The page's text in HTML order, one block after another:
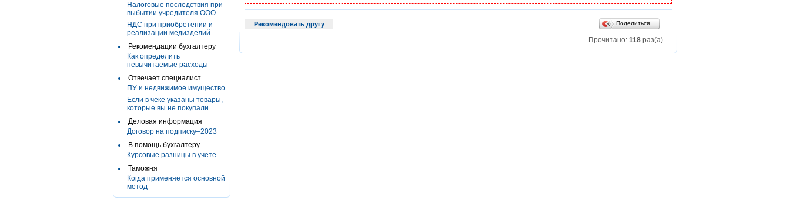
Налоговые последствия при
выбытии учредителя ООО
НДС при приобретении и
реализации медизделий
Рекомендации бухгалтеру
Как определить
невычитаемые расходы
Отвечает специалист
ПУ и недвижимое имущество
Если в чеке указаны товары,
которые вы не покупали
Деловая информация
Договор на подписку–2023
В помощь бухгалтеру
Курсовые разницы в учете
Таможня
Когда применяется основной
метод
Рекомендовать другу Поделиться…
Прочитано: 118 раз(а)